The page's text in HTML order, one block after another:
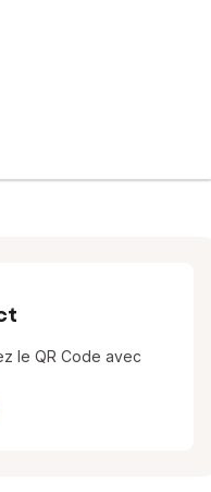
le QR Code avec